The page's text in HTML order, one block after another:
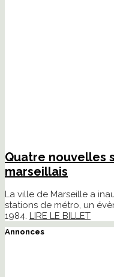
Quatre nouvelles
marseillais
La ville de Marseille a
stations de métro, un
1984. LIRE LE BILLET
Annonces